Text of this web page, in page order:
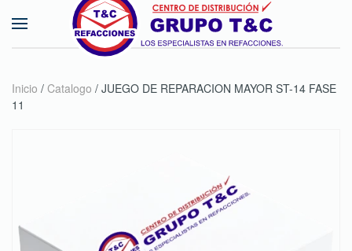
Skip to main content
Inicio / Catalogo / JUEGO DE REPARACION MAYOR ST-14 FASE
11